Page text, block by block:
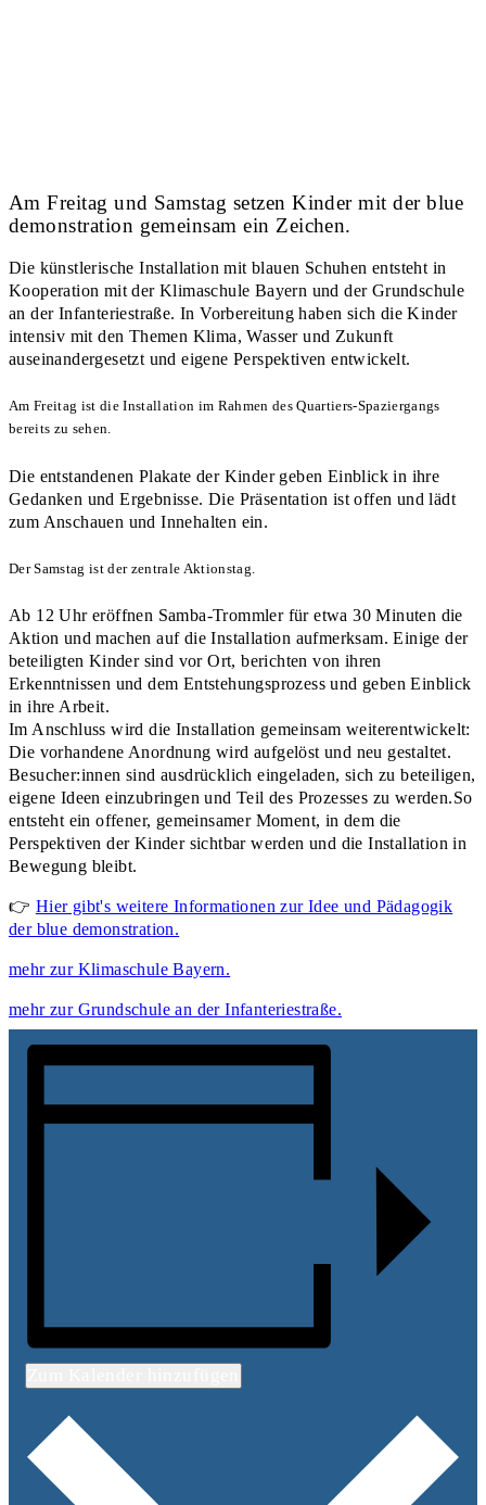
Am Freitag und Samstag setzen Kinder mit derblue
demonstration gemeinsam ein Zeichen.
Die künstlerische Installation mit blauen Schuhen entsteht in
Kooperation mit der Klimaschule Bayern und der Grundschule
an der Infanteriestraße. In Vorbereitung haben sich die Kinder
intensiv mit den Themen Klima, Wasser und Zukunft
auseinandergesetzt und eigene Perspektiven entwickelt.
Am Freitag ist die Installation im Rahmen des Quartiers‑Spaziergangs
bereits zu sehen.
Die entstandenen Plakate der Kinder geben Einblick in ihre
Gedanken und Ergebnisse. Die Präsentation ist offen und lädt
zum Anschauen und Innehalten ein.
DerSamstag ist der zentrale Aktionstag.
Ab 12 Uhr eröffnen Samba‑Trommler für etwa 30 Minuten die
Aktion und machen auf die Installation aufmerksam. Einige der
beteiligten Kinder sind vor Ort, berichten von ihren
Erkenntnissen und dem Entstehungsprozess und geben Einblick
in ihre Arbeit.
Im Anschluss wird die Installation gemeinsam weiterentwickelt:
Die vorhandene Anordnung wird aufgelöst und neu gestaltet.
Besucher:innen sind ausdrücklich eingeladen, sich zu beteiligen,
eigene Ideen einzubringen und Teil des Prozesses zu werden.So
entsteht ein offener, gemeinsamer Moment, in dem die
Perspektiven der Kinder sichtbar werden und die Installation in
Bewegung bleibt.
👉 Hier gibt's weitere Informationen zur Idee und Pädagogik
der blue demonstration.
mehr zur Klimaschule Bayern.
mehr zur Grundschule an der Infanteriestraße.